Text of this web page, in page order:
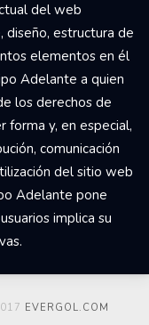
del web
diseño, estructura de
elementos en él
Adelante a quien
los derechos de
forma y, en especial,
comunicación
del sitio web
Adelante pone
implica su
EVERGOL.COM